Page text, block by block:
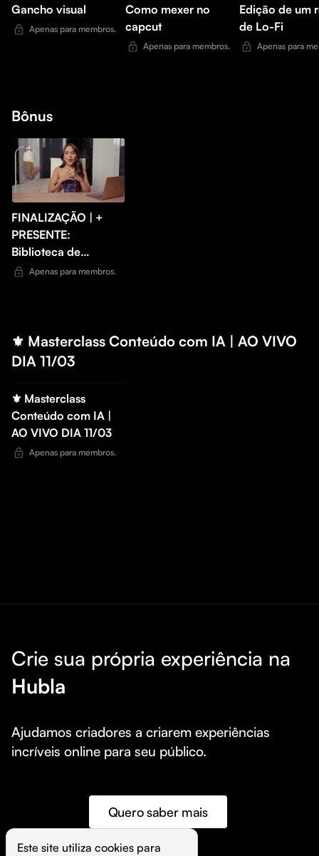
Gancho visual
Apenas para membros.
Como mexer no
capcut
Apenas para membros.
Edição de um
de Lo-Fi
Apenas para
Bônus
FINALIZAÇÃO | +
PRESENTE:
Biblioteca de
prompts Reels
Apenas para membros.
⚜️ Masterclass Conteúdo com IA | AO VIVO
DIA 11/03
⚜️ Masterclass
Conteúdo com IA |
AO VIVO DIA 11/03
Apenas para membros.
Crie sua própria experiência na
Hubla
Ajudamos criadores a criarem experiências
incríveis online para seu público.
Quero saber mais
Este site utiliza cookies para